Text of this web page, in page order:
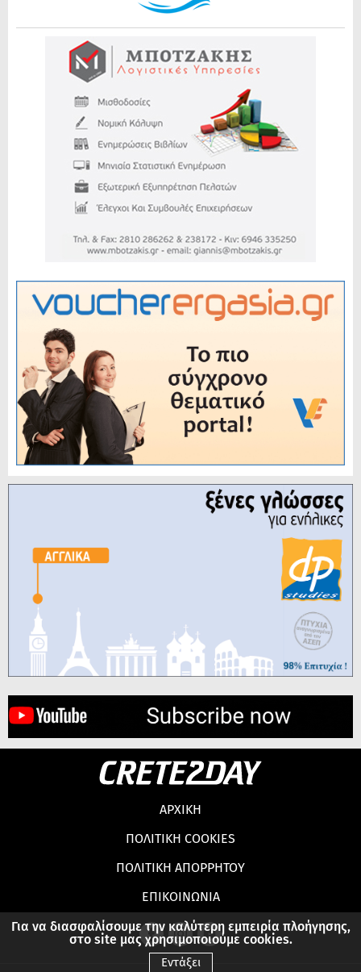
Για να διασφαλίσουμε την καλύτερη εμπειρία πλοήγησης,
στο site μας χρησιμοποιούμε cookies.
Εντάξει
ΑΡΧΙΚΗ
ΠΟΛΙΤΙΚΗ COOKIES
ΠΟΛΙΤΙΚΗ ΑΠΟΡΡΗΤΟΥ
ΕΠΙΚΟΙΝΩΝΙΑ